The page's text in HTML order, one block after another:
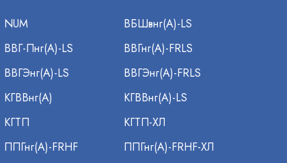
NUM
ВБШвнг(А)-LS
ВВГ-Пнг(А)-LS
ВВГнг(А)-FRLS
ВВГЭнг(А)-LS
ВВГЭнг(А)-FRLS
КГВВнг(А)
КГВВнг(А)-LS
КГТП
КГТП-ХЛ
ППГнг(А)-FRHF
ППГнг(А)-FRHF-ХЛ